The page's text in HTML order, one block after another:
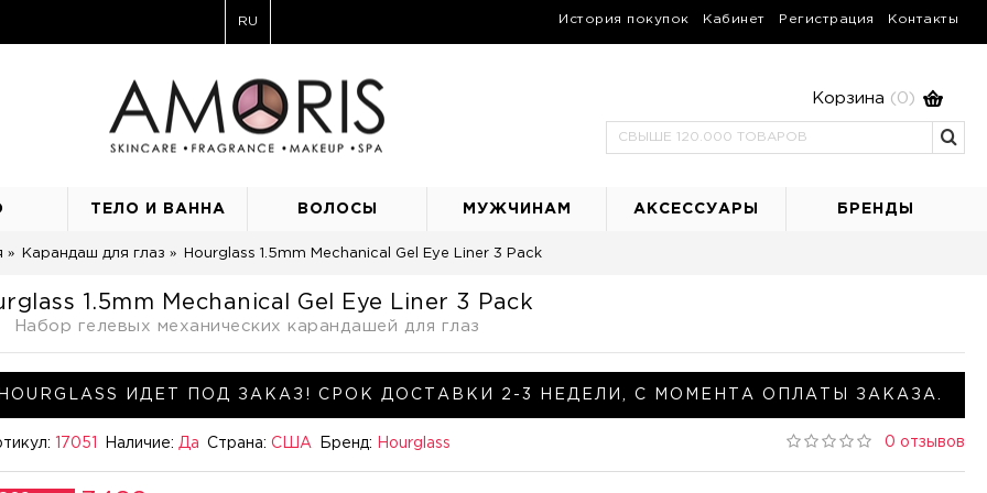
RU История покупок Кабинет Регистрация Контакты
Корзина (0)
ТЕЛО И ВАННА ВОЛОСЫ МУЖЧИНАМ АКСЕССУАРЫ БРЕНДЫ
Карандаш для глаз Hourglass 1.5mm Mechanical Gel Eye Liner 3 Pack
1.5mm Mechanical Gel Eye Liner 3 Pack
Набор гелевых механических карандашей для глаз
HOURGLASS ИДЕТ ПОД ЗАКАЗ! СРОК ДОСТАВКИ 2-3 НЕДЕЛИ, С МОМЕНТА ОПЛАТЫ ЗАКАЗА.
17051 Наличие: Да Страна:США Бренд: Hourglass 0 отзывов